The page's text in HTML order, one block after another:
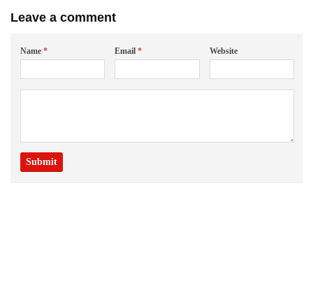
Leave a comment
Name * Email* Website